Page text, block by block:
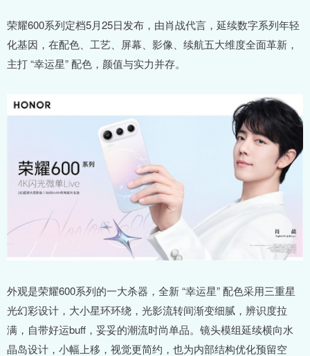
荣耀600系列定档5月25日发布，由肖战代言，延续数字系列年轻
化基因，在配色、工艺、屏幕、影像、续航五大维度全面革新，
主打 “幸运星” 配色，颜值与实力并存。
外观是荣耀600系列的一大杀器，全新 “幸运星” 配色采用三重星
光幻彩设计，大小星环环绕，光影流转间渐变细腻，辨识度拉
满，自带好运buff，妥妥的潮流时尚单品。镜头模组延续横向水
晶岛设计，小幅上移，视觉更简约，也为内部结构优化预留空